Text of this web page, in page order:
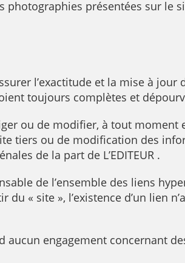
présentées sur le
l’exactitude et la mise à
toujours complètes et
ou de modifier, à tout
tiers ou de modification des
de la part de L’EDITEUR .
de l’ensemble des liens
« site », l’existence d’un lien
aucun engagement concernant